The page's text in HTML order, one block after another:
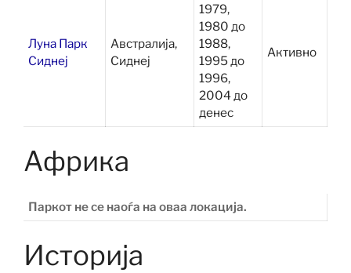
Луна Парк
Сиднеј
Австралија,
Сиднеј
1979,
1980 до
1988,
1995 до
1996,
2004 до
денес
Активно
Африка
Паркот не се наоѓа на оваа локација.
Историја